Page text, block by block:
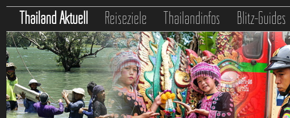
Thailand Aktuell Reiseziele Thailandinfos Blitz-Guides